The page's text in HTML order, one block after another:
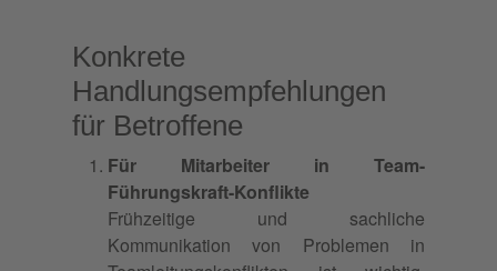
Konkrete
Handlungsempfehlungen
für Betroffene
Für Mitarbeiter in Team-
Führungskraft-Konflikte
Frühzeitige und sachliche
Kommunikation von Problemen in